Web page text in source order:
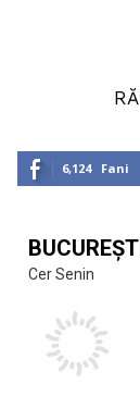
6,124 Fani
Cer Senin